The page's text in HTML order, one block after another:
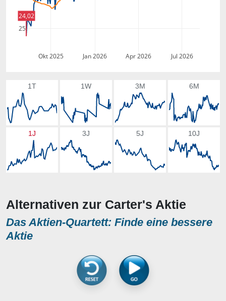
Okt 2025 Jan 2026 Apr 2026 Jul 2026
25
24,02
1T 1W 3M 6M
1J 3J 5J 10J
Alternativen zur Carter's Aktie
Das Aktien-Quartett: Finde eine bessere
Aktie